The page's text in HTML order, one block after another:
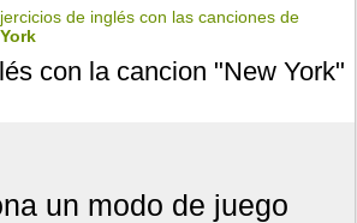
de inglés con las canciones de
con la cancion "New York"
un modo de juego